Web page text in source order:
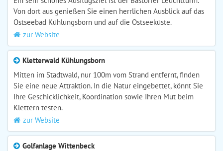
Von dort aus genießen Sie einen herrlichen Ausblick auf das
Ostseebad Kühlungsborn und auf die Ostseeküste.
zur Website
Kletterwald Kühlungsborn
Mitten im Stadtwald, nur 100m vom Strand entfernt, finden
Sie eine neue Attraktion. In die Natur eingebettet, könnt Sie
Ihre Geschicklichkeit, Koordination sowie Ihren Mut beim
Klettern testen.
zur Website
Golfanlage Wittenbeck